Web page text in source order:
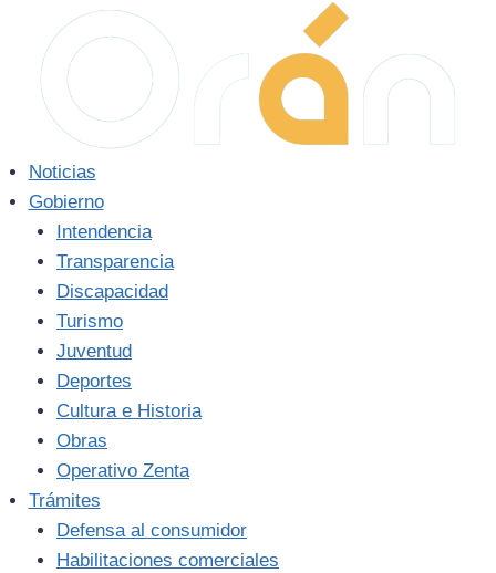
contenido
Noticias
Gobierno
Intendencia
Transparencia
Discapacidad
Turismo
Juventud
Deportes
Cultura e Historia
Obras
Operativo Zenta
Trámites
Defensa al consumidor
Habilitaciones comerciales